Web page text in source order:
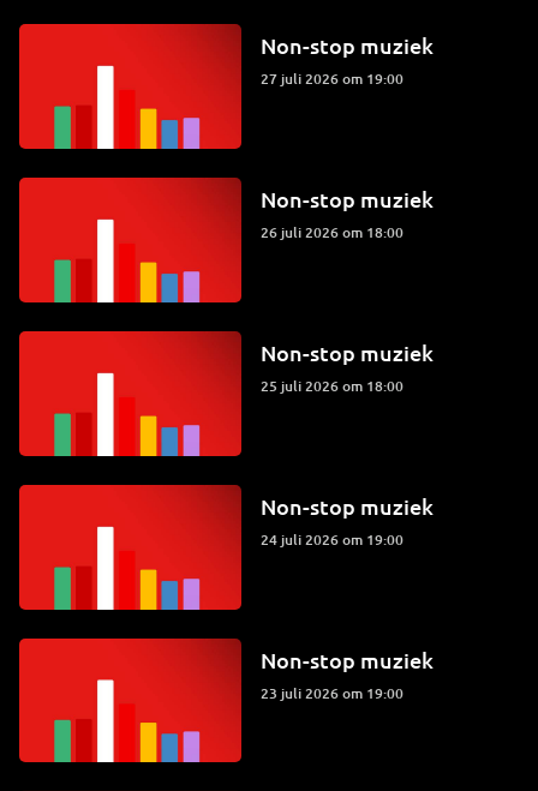
Non-stop muziek
27 juli 2026 om 19:00
Non-stop muziek
26 juli 2026 om 18:00
Non-stop muziek
25 juli 2026 om 18:00
Non-stop muziek
24 juli 2026 om 19:00
Non-stop muziek
23 juli 2026 om 19:00